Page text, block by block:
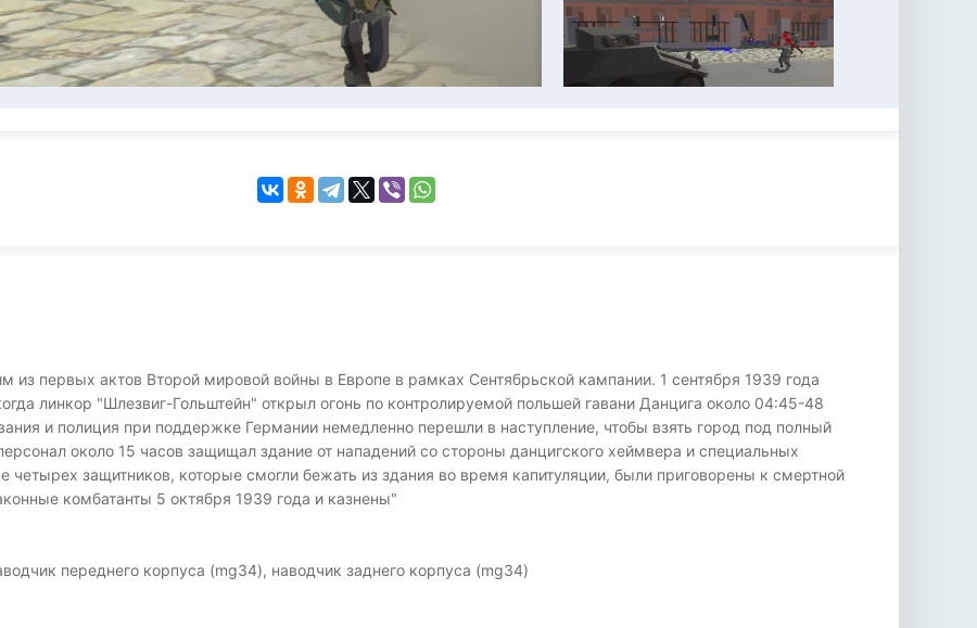
из первых актов Второй мировой войны в Европе в рамках Сентябрьской кампании. 1 сентября 1939 года
линкор "Шлезвиг-Гольштейн" открыл огонь по контролируемой польшей гавани Данцига около 04:45-48
и полиция при поддержке Германии немедленно перешли в наступление, чтобы взять город под полный
около 15 часов защищал здание от нападений со стороны данцигского хеймвера и специальных
четырех защитников, которые смогли бежать из здания во время капитуляции, были приговорены к смертной
комбатанты 5 октября 1939 года и казнены"
переднего корпуса (mg34), наводчик заднего корпуса (mg34)